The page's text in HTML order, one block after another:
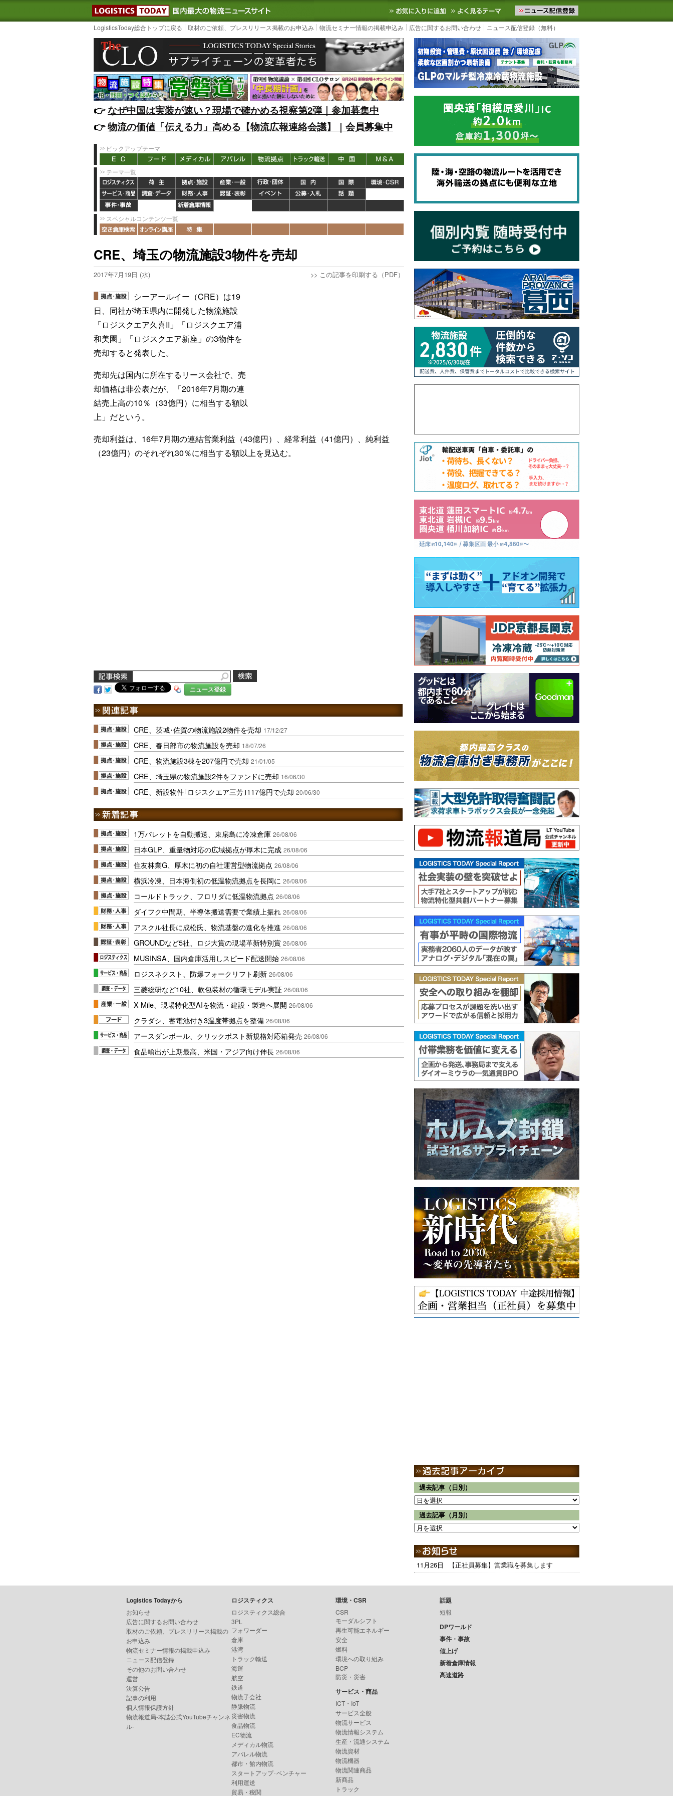
LOGISTICS TODAY｜国内最大の物流ニュースサイト3PL, SCMなど国内外の最新の物流ニュースをお届けします。物流ニュースメール配信を登録す
お気に入りに追加 よく見るテーマ
LogisticsToday総合トップに戻る 取材のご依頼、プレスリリース掲載のお申込み 物流セミナー情報の掲載申込み 広告に関するお問い合わせ ニュース配信登録（無料）
👉️なぜ中国は実装が速い？現場で確かめる視察第2弾｜参加募集中
👉️物流の価値「伝える力」高める【物流広報連絡会議】｜会員募集中
ピックアップテーマ
テーマ一覧
スペシャルコンテンツ一覧
CRE、埼玉の物流施設3物件を売却
2017年7月19日 (水) >> この記事を印刷する（PDF）
シーアールイー（CRE）は19
日、同社が埼玉県内に開発した物流施設
「ロジスクエア久喜II」「ロジスクエア浦
和美園」「ロジスクエア新座」の3物件を
売却すると発表した。
売却先は国内に所在するリース会社で、売
却価格は非公表だが、「2016年7月期の連
結売上高の10％（33億円）に相当する額以
上」だという。
売却利益は、16年7月期の連結営業利益（43億円）、経常利益（41億円）、純利益
（23億円）のそれぞれ30％に相当する額以上を見込む。
ニュース登録
CRE、茨城･佐賀の物流施設2物件を売却 17/12/27
CRE、春日部市の物流施設を売却 18/07/26
CRE、物流施設3棟を207億円で売却 21/01/05
CRE、埼玉県の物流施設2件をファンドに売却 16/06/30
CRE、新設物件｢ロジスクエア三芳｣117億円で売却 20/06/30
1万パレットを自動搬送、東扇島に冷凍倉庫 26/08/06
日本GLP、重量物対応の広域拠点が厚木に完成 26/08/06
住友林業G、厚木に初の自社運営型物流拠点 26/08/06
横浜冷凍、日本海側初の低温物流拠点を長岡に 26/08/06
コールドトラック、フロリダに低温物流拠点 26/08/06
ダイフク中間期、半導体搬送需要で業績上振れ 26/08/06
アスクル社長に成松氏、物流基盤の進化を推進 26/08/06
GROUNDなど5社、ロジ大賞の現場革新特別賞 26/08/06
MUSINSA、国内倉庫活用しスピード配送開始 26/08/06
ロジスネクスト、防爆フォークリフト刷新 26/08/06
三菱総研など10社、軟包装材の循環モデル実証 26/08/06
X Mile、現場特化型AIを物流・建設・製造へ展開 26/08/06
クラダシ、蓄電池付き3温度帯拠点を整備 26/08/06
アースダンボール、クリックポスト新規格対応箱発売 26/08/06
食品輸出が上期最高、米国・アジア向け伸長 26/08/06
過去記事（日別）
過去記事（月別）
11月26日 【正社員募集】営業職を募集します
Logistics Todayから
お知らせ
広告に関するお問い合わせ
取材のご依頼、プレスリリース掲載の
お申込み
物流セミナー情報の掲載申込み
ニュース配信登録
その他のお問い合わせ
運営
決算公告
記事の利用
個人情報保護方針
物流報道局-本誌公式YouTubeチャンネ
ル-
ロジスティクス
ロジスティクス総合
3PL
フォワーダー
倉庫
港湾
トラック輸送
海運
航空
鉄道
物流子会社
静脈物流
災害物流
食品物流
EC物流
メディカル物流
アパレル物流
都市・館内物流
スタートアップ･ベンチャー
利用運送
貿易・税関
環境・CSR
CSR
モーダルシフト
再生可能エネルギー
安全
燃料
環境への取り組み
BCP
防災・災害
サービス・商品
ICT・IoT
サービス全般
物流サービス
物流情報システム
生産・流通システム
物流資材
物流機器
物流関連商品
新商品
トラック
話題
短報
DPワールド
事件・事故
値上げ
新着倉庫情報
高速道路